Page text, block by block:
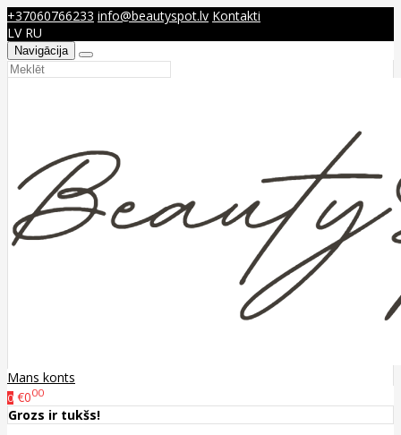
+37060766233 info@beautyspot.lv Kontakti
LV RU
Navigācija
Mans konts
0 €000
Grozs ir tukšs!